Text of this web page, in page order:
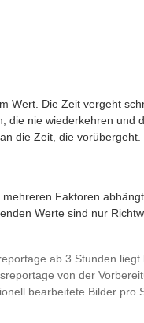
Wert. Die Zeit vergeht
die nie wiederkehren und
die Zeit, die vorübergeht.
Faktoren
Werte sind nur
ab 3 Stunden
von der
bearbeitete Bilder pro